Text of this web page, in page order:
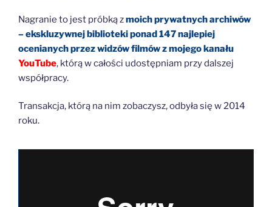
Nagranie to jest próbką zmoich prywatnych archiwów
– ekskluzywnej biblioteki ponad 147 najlepiej
ocenianych przez widzów filmów z mojego kanału
YouTube, którą w całości udostępniam przy dalszej
współpracy.
Transakcja, którą na nim zobaczysz, odbyła się w 2014
roku.